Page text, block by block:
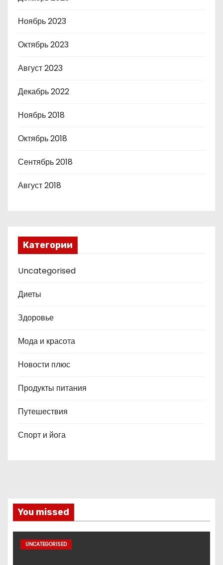
Ноябрь 2023
Октябрь 2023
Август 2023
Декабрь 2022
Ноябрь 2018
Октябрь 2018
Сентябрь 2018
Август 2018
Категории
Uncategorised
Диеты
Здоровье
Мода и красота
Новости плюс
Продукты питания
Путешествия
Спорт и йога
You missed
UNCATEGORISED